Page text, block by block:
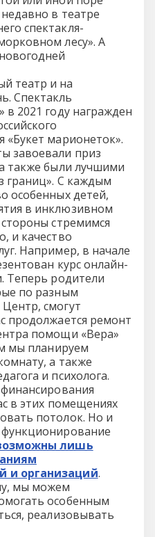
в театре
спектакля-
лесу». А
театр и на
Спектакль
в 2021 году награжден
«Букет марионеток».
завоевали приз
также были лучшими
границ». С каждым
особенных детей,
в инклюзивном
стремимся
и качество
Например, в начале
курс онлайн-
Теперь родители
по разным
смогут
продолжается ремонт
помощи «Вера»
мы планируем
а также
и психолога.
в этих помещениях
потолок. Но и
лишь
и организаций.
мы можем
особенным
реализовывать